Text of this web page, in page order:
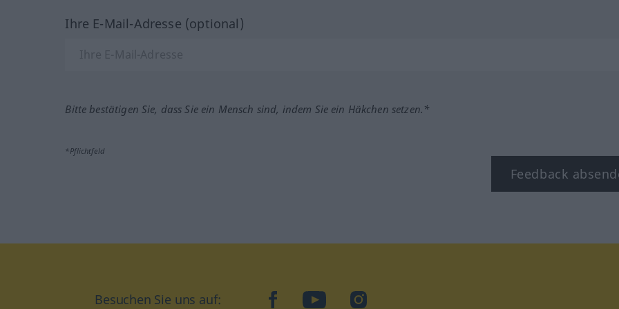
Ihre E-Mail-Adresse (optional)
Bitte bestätigen Sie, dass Sie ein Mensch sind, indem Sie ein Häkchen setzen.*
*Pflichtfeld
Feedback
Besuchen Sie uns auf: facebookYouTubeInstagram